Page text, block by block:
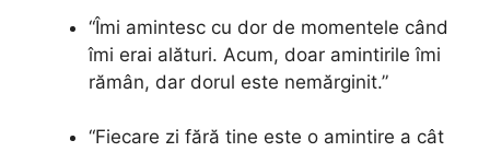
“Îmi amintesc cu dor de momentele când
îmi erai alături. Acum, doar amintirile îmi
rămân, dar dorul este nemărginit.”
“Fiecare zi fără tine este o amintire a cât